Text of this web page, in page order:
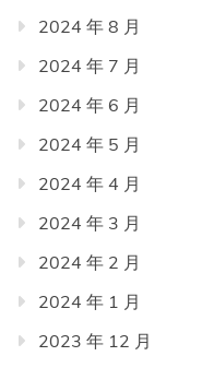
2024 年 8 月
2024 年 7 月
2024 年 6 月
2024 年 5 月
2024 年 4 月
2024 年 3 月
2024 年 2 月
2024 年 1 月
2023 年 12 月